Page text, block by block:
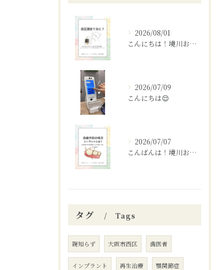
2026/08/01
こんにちは！境川おとなこども歯科矯正歯科です！✨
2026/07/09
こんにちは😌
2026/07/07
こんばんは！境川おとなこども歯科矯正歯科です🦷✨
タグ Tags
親知らず 大阪市西区 歯医者
インプラント 再生治療 顎関節症